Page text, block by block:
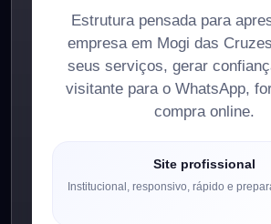
Estrutura pensada para
empresa em Mogi das
seus serviços, gerar
visitante para o WhatsApp,
compra online.
Site profissional
Institucional, responsivo, rápido e